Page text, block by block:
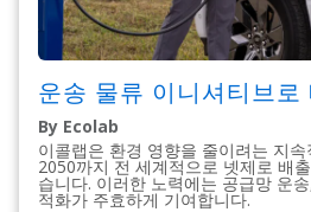
운송 물류 이니셔티브로
By Ecolab
이콜랩은 환경 영향을 줄이려는 지
2050까지 전 세계적으로 넷제로 배
습니다. 이러한 노력에는 공급망 운
적화가 주효하게 기여합니다.